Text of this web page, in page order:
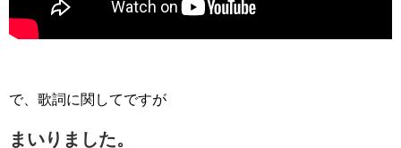
で、歌詞に関してですが
まいりました。